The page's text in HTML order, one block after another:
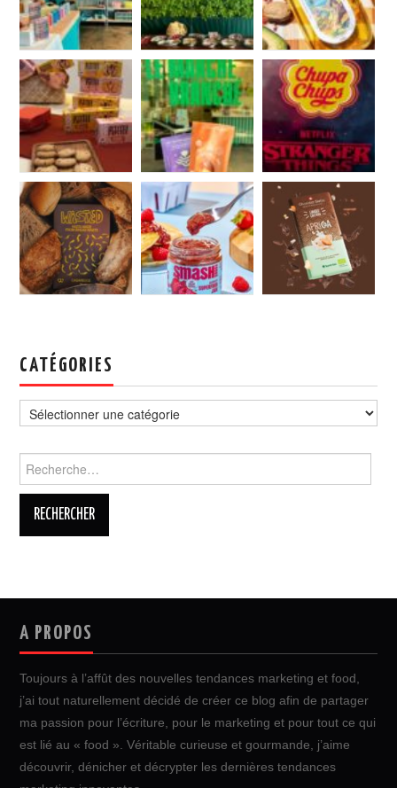
CATÉGORIES
A PROPOS
Toujours à l’affût des nouvelles tendances marketing et food,
j’ai tout naturellement décidé de créer ce blog afin de partager
ma passion pour l’écriture, pour le marketing et pour tout ce qui
est lié au « food ». Véritable curieuse et gourmande, j’aime
découvrir, dénicher et décrypter les dernières tendances